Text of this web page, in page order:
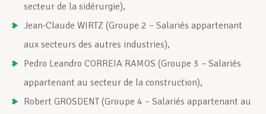
secteur de la sidérurgie),
Jean-Claude WIRTZ (Groupe 2 – Salariés appartenant
aux secteurs des autres industries),
Pedro Leandro CORREIA RAMOS (Groupe 3 – Salariés
appartenant au secteur de la construction),
Robert GROSDENT (Groupe 4 – Salariés appartenant au